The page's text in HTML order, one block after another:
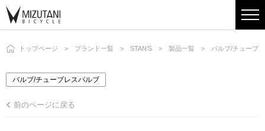
トップページ ブランド一覧 STAN’S 製品一覧 バルブ/チューブ
バルブ/チューブレスバルブ
前のページに戻る